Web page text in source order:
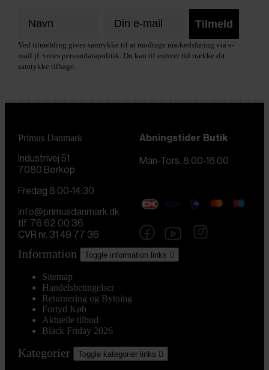
Tilmeld
Ved tilmelding gives samtykke til at modtage markedsføring via e-
mail jf. vores persondatapolitik. Du kan til enhver tid trække dit
samtykke tilbage.
Primus Danmark
Industrivej 51
7080 Børkop
Åbningstider Butik
Man-Tors. 8:00-16:00
Fredag 8:00-14:30
info@primusdanmark.dk
tlf. 76 62 00 36
CVR nr. 31 49 77 36
Information Toggle information links 
Sitemap
Handelsbetingelser
Returnering og Bytning
Fortyd Køb
Aktuelle tilbud
Black Friday 2026
Kategorier Toggle kategorier links 